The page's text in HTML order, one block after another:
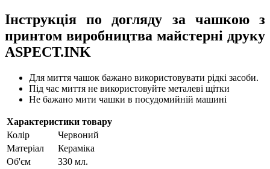
Інструкція по догляду за чашкою з
принтом виробництва майстерні друку
ASPECT.INK
Для миття чашок бажано використовувати рідкі засоби.
Під час миття не використовуйте металеві щітки
Не бажано мити чашки в посудомийній машині
Характеристики товару
Колір
Червоний
Матеріал
Кераміка
Об'єм
330 мл.